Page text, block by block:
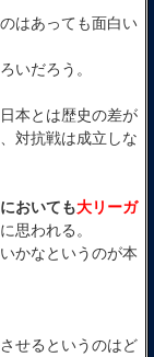
はあっても面白い
いだろう。
本とは歴史の差が
対抗戦は成立しな
おいても大リーガ
思われる。
かなというのが本
せるというのはど